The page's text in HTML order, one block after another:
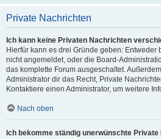
Private Nachrichten
Ich kann keine Privaten Nachrichten
Hierfür kann es drei Gründe geben: Entweder
nicht angemeldet, oder die Board-
das komplette Forum ausgeschaltet.
Administrator dir das Recht, Private
Kontaktiere einen Administrator, um weitere
Nach oben
Ich bekomme ständig unerwünschte